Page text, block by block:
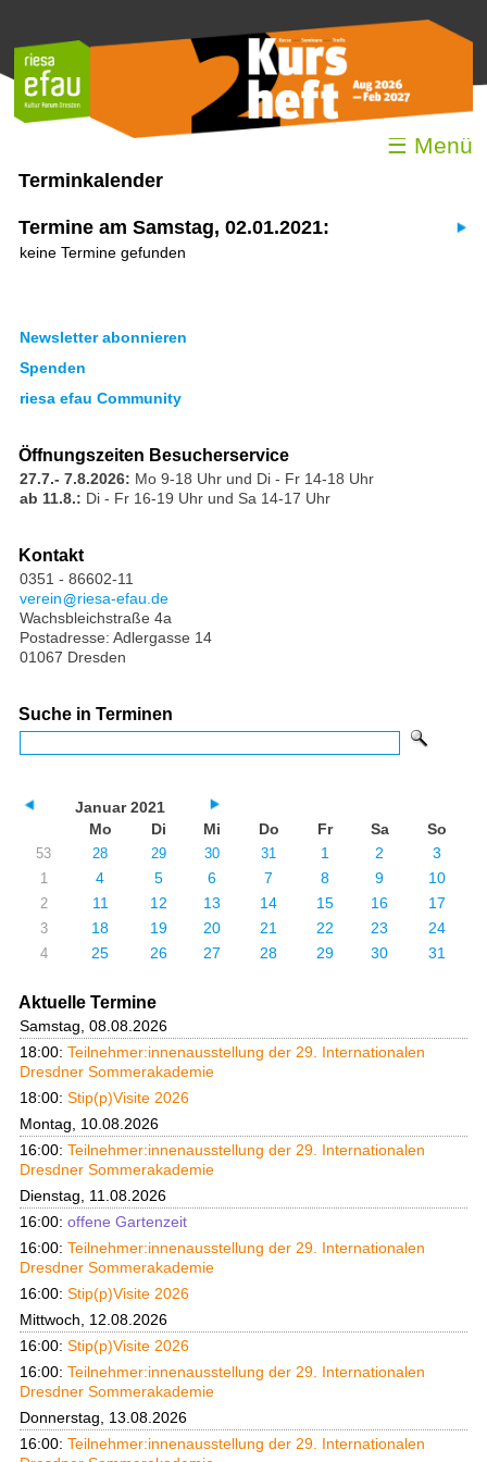
☰ Menü
Terminkalender
Termine am Samstag, 02.01.2021:
keine Termine gefunden
Newsletter abonnieren
Spenden
riesa efau Community
Öffnungszeiten Besucherservice
27.7.- 7.8.2026: Mo 9-18 Uhr und Di - Fr 14-18 Uhr
ab 11.8.: Di - Fr 16-19 Uhr und Sa 14-17 Uhr
Kontakt
0351 - 86602-11
verein
riesa-efau.de
Wachsbleichstraße 4a
Postadresse: Adlergasse 14
01067 Dresden
Suche in Terminen
Januar 2021
Mo
Di Mi Do Fr Sa So
53 28 29 30 31 1 2 3
1 4 5 6 7 8 9 10
2 11 12 13 14 15 16 17
3 18 19 20 21 22 23 24
4 25 26 27 28 29 30 31
Aktuelle Termine
Samstag, 08.08.2026
18:00: Teilnehmer:innenausstellung der 29. Internationalen
Dresdner Sommerakademie
18:00: Stip(p)Visite 2026
Montag, 10.08.2026
16:00: Teilnehmer:innenausstellung der 29. Internationalen
Dresdner Sommerakademie
Dienstag, 11.08.2026
16:00: offene Gartenzeit
16:00: Teilnehmer:innenausstellung der 29. Internationalen
Dresdner Sommerakademie
16:00: Stip(p)Visite 2026
Mittwoch, 12.08.2026
16:00: Stip(p)Visite 2026
16:00: Teilnehmer:innenausstellung der 29. Internationalen
Dresdner Sommerakademie
Donnerstag, 13.08.2026
16:00: Teilnehmer:innenausstellung der 29. Internationalen